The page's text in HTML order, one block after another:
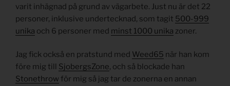
varit inhägnad på grund av vägarbete. Just nu är det 22
personer, inklusive undertecknad, som tagit 500-999
unika och 6 personer med minst 1000 unika zoner.
Jag fick också en pratstund med Weed65 när han kom
före mig till SjobergsZone, och så blockade han
Stonethrow för mig så jag tar de zonerna en annan